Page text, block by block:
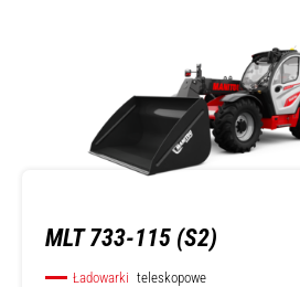
MLT 733-115 (S2)
Ładowarki teleskopowe